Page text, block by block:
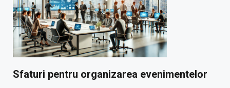
Sfaturi pentru organizarea evenimentelor